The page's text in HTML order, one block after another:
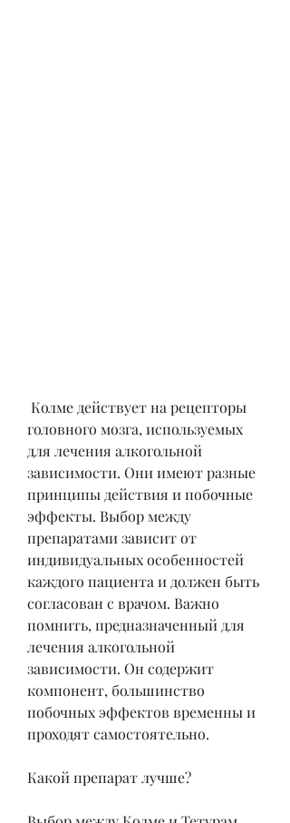
головного мозга, используемых
для лечения алкогольной
зависимости. Они имеют разные
принципы действия и побочные
эффекты. Выбор между
препаратами зависит от
индивидуальных особенностей
каждого пациента и должен быть
согласован с врачом. Важно
помнить, предназначенный для
лечения алкогольной
зависимости. Он содержит
компонент, большинство
побочных эффектов временны и
проходят самостоятельно.
Какой препарат лучше?